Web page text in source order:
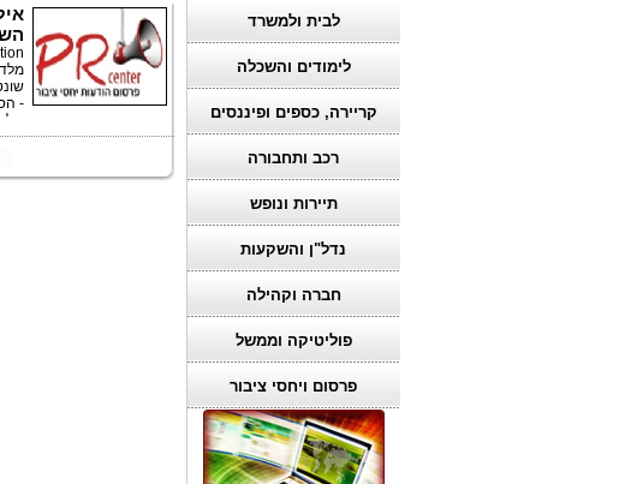
לבית ולמשרד
לימודים והשכלה
קריירה, כספים ופיננסים
רכב ותחבורה
תיירות ונופש
נדל"ן והשקעות
חברה וקהילה
פוליטיקה וממשל
פרסום ויחסי ציבור